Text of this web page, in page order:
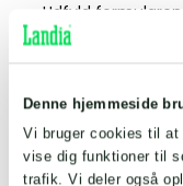
Denne hjemmeside
Vi bruger cookies til
vise dig funktioner til
trafik. Vi deler også
Udfyld
direkte til din
Arbejdsmail*